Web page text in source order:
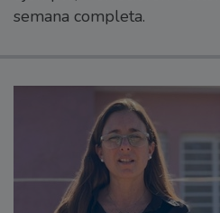
semana completa.